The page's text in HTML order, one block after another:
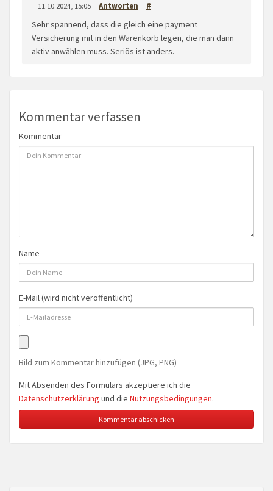
11.10.2024, 15:05 Antworten #
Sehr spannend, dass die gleich eine payment
Versicherung mit in den Warenkorb legen, die man dann
aktiv anwählen muss. Seriös ist anders.
Kommentar verfassen
Kommentar
Name
E-Mail (wird nicht veröffentlicht)
Bild zum Kommentar hinzufügen (JPG, PNG)
Mit Absenden des Formulars akzeptiere ich die
Datenschutzerklärung und die Nutzungsbedingungen.